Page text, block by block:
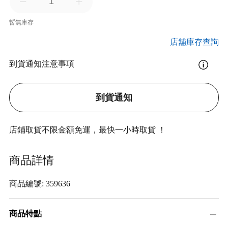
暫無庫存
店舖庫存查詢
到貨通知注意事項
到貨通知
店鋪取貨不限金額免運，最快一小時取貨 ！
商品詳情
商品編號: 359636
商品特點